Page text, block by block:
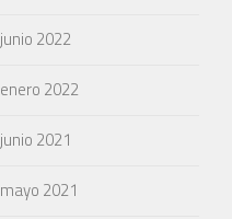
junio 2022
enero 2022
junio 2021
mayo 2021